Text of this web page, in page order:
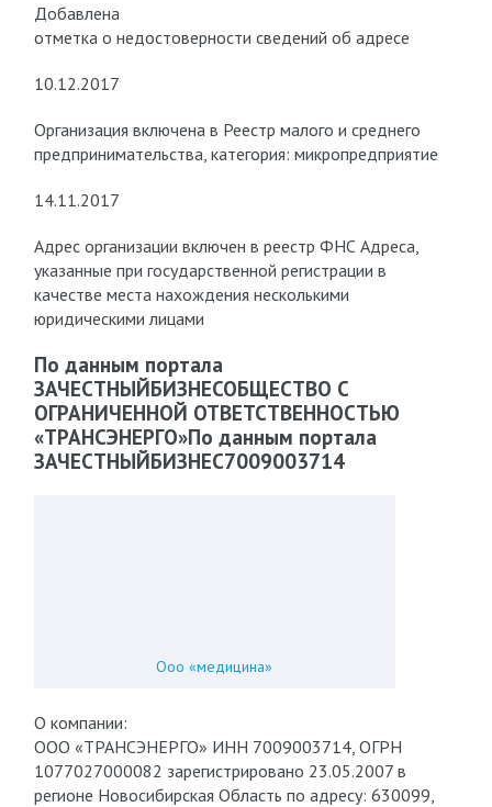
Добавлена
отметка о недостоверности сведений об адресе
10.12.2017
Организация включена в Реестр малого и среднего
предпринимательства, категория: микропредприятие
14.11.2017
Адрес организации включен в реестр ФНС Адреса,
указанные при государственной регистрации в
качестве места нахождения несколькими
юридическими лицами
По данным портала
ЗАЧЕСТНЫЙБИЗНЕСОБЩЕСТВО С
ОГРАНИЧЕННОЙ ОТВЕТСТВЕННОСТЬЮ
«ТРАНСЭНЕРГО»По данным портала
ЗАЧЕСТНЫЙБИЗНЕС7009003714
Ооо «медицина»
О компании:
ООО «ТРАНСЭНЕРГО» ИНН 7009003714, ОГРН
1077027000082 зарегистрировано 23.05.2007 в
регионе Новосибирская Область по адресу: 630099,